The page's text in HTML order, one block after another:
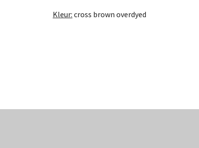
Kleur: cross brown overdyed